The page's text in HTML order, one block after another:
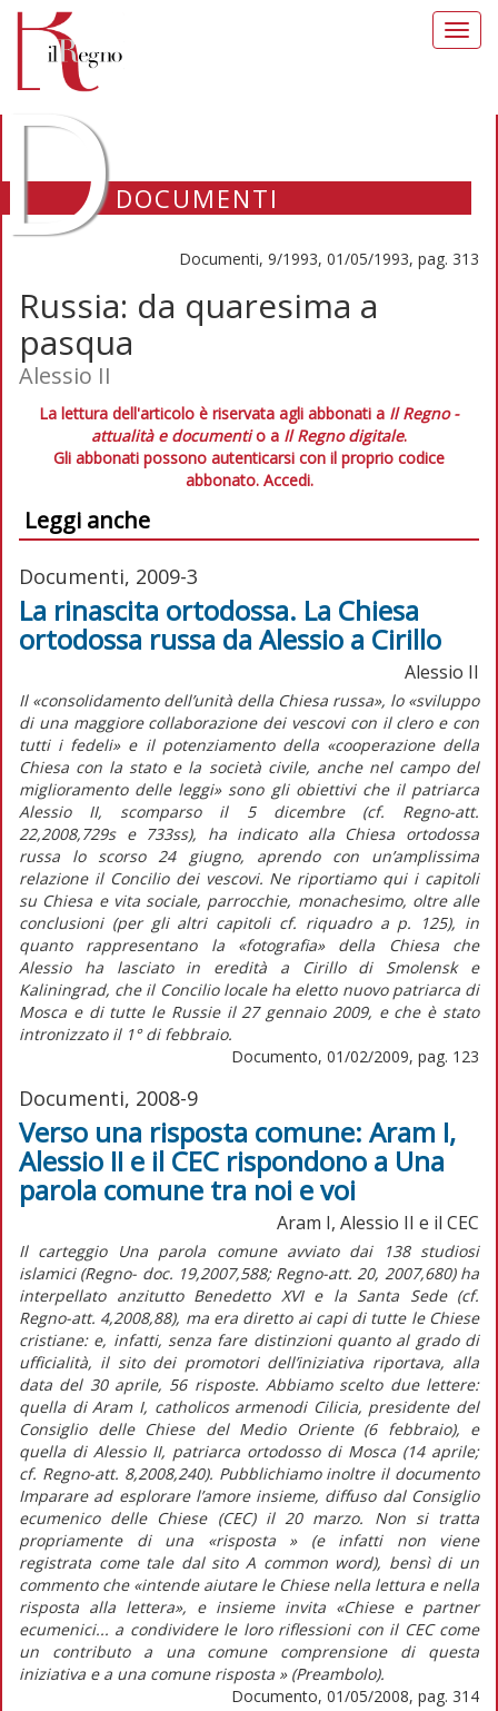
DOCUMENTI
Documenti, 9/1993, 01/05/1993, pag. 313
Russia: da quaresima a
pasqua
Alessio II
La lettura dell'articolo è riservata agli abbonati a Il Regno -
attualità e documentio a Il Regno digitale.
Gli abbonati possono autenticarsi con il proprio codice
abbonato. Accedi.
Leggi anche
Documenti, 2009-3
La rinascita ortodossa. La Chiesa
ortodossa russa da Alessio a Cirillo
Alessio II
Il «consolidamento dell’unità della Chiesa russa», lo «sviluppo
di una maggiore collaborazione dei vescovi con il clero e con
tutti i fedeli» e il potenziamento della «cooperazione della
Chiesa con la stato e la società civile, anche nel campo del
miglioramento delle leggi» sono gli obiettivi che il patriarca
Alessio II, scomparso il 5 dicembre (cf. Regno-att.
22,2008,729s e 733ss), ha indicato alla Chiesa ortodossa
russa lo scorso 24 giugno, aprendo con un’amplissima
relazione il Concilio dei vescovi. Ne riportiamo qui i capitoli
su Chiesa e vita sociale, parrocchie, monachesimo, oltre alle
conclusioni (per gli altri capitoli cf. riquadro a p. 125), in
quanto rappresentano la «fotografia» della Chiesa che
Alessio ha lasciato in eredità a Cirillo di Smolensk e
Kaliningrad, che il Concilio locale ha eletto nuovo patriarca di
Mosca e di tutte le Russie il 27 gennaio 2009, e che è stato
intronizzato il 1° di febbraio.
Documento, 01/02/2009, pag. 123
Documenti, 2008-9
Verso una risposta comune: Aram I,
Alessio II e il CEC rispondono a Una
parola comune tra noi e voi
Aram I, Alessio II e il CEC
Il carteggio Una parola comune avviato dai 138 studiosi
islamici (Regno- doc. 19,2007,588; Regno-att. 20, 2007,680) ha
interpellato anzitutto Benedetto XVI e la Santa Sede (cf.
Regno-att. 4,2008,88), ma era diretto ai capi di tutte le Chiese
cristiane: e, infatti, senza fare distinzioni quanto al grado di
ufficialità, il sito dei promotori dell’iniziativa riportava, alla
data del 30 aprile, 56 risposte. Abbiamo scelto due lettere:
quella di Aram I, catholicos armenodi Cilicia, presidente del
Consiglio delle Chiese del Medio Oriente (6 febbraio), e
quella di Alessio II, patriarca ortodosso di Mosca (14 aprile;
cf. Regno-att. 8,2008,240). Pubblichiamo inoltre il documento
Imparare ad esplorare l’amore insieme, diffuso dal Consiglio
ecumenico delle Chiese (CEC) il 20 marzo. Non si tratta
propriamente di una «risposta » (e infatti non viene
registrata come tale dal sito A common word), bensì di un
commento che «intende aiutare le Chiese nella lettura e nella
risposta alla lettera», e insieme invita «Chiese e partner
ecumenici... a condividere le loro riflessioni con il CEC come
un contributo a una comune comprensione di questa
iniziativa e a una comune risposta » (Preambolo).
Documento, 01/05/2008, pag. 314